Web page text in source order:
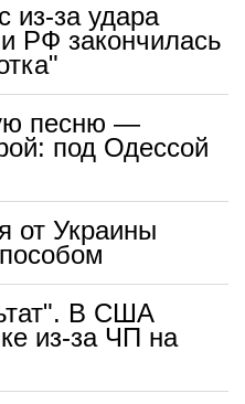
из-за удара
РФ закончилась
песню —
под Одессой
от Украины
В США
из-за ЧП на